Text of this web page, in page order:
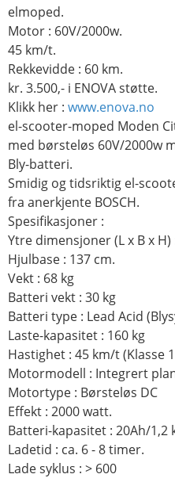
elmoped.
Motor : 60V/2000w.
45 km/t.
Rekkevidde : 60 km.
kr. 3.500,- i ENOVA støtte.
Klikk her : www.enova.no
el-scooter-moped Moden
med børsteløs 60V/2000w
Bly-batteri.
Smidig og tidsriktig el-
fra anerkjente BOSCH.
Spesifikasjoner :
Ytre dimensjoner (L x B x H)
Hjulbase : 137 cm.
Vekt : 68 kg
Batteri vekt : 30 kg
Batteri type : Lead Acid
Laste-kapasitet : 160 kg
Hastighet : 45 km/t (Klasse
Motormodell : Integrert
Motortype : Børsteløs DC
Effekt : 2000 watt.
Batteri-kapasitet : 20Ah/1,2
Ladetid : ca. 6 - 8 timer.
Lade syklus : > 600